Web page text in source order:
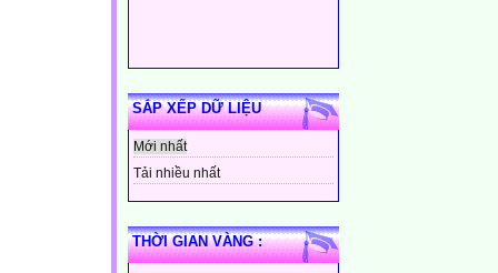
SẮP XẾP DỮ LIỆU
Mới nhất
Tải nhiều nhất
THỜI GIAN VÀNG :